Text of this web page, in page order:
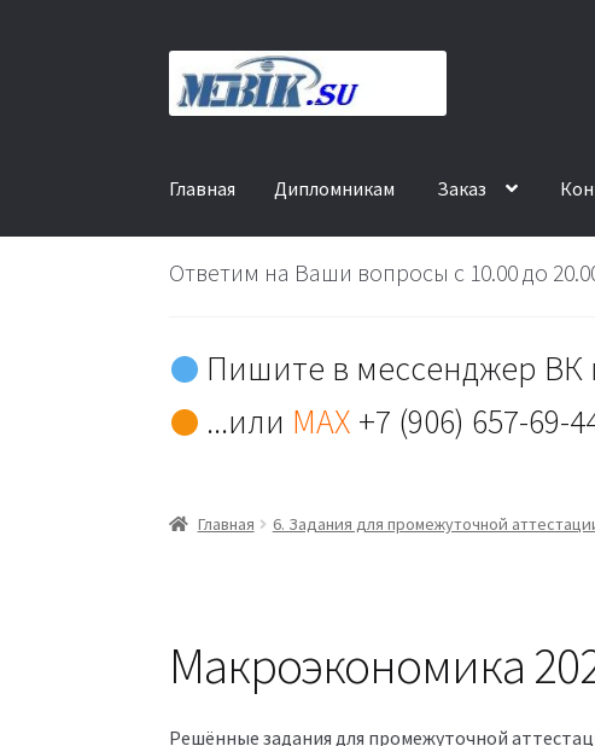
Перейти
навигации
Перейти
содержимому
Главная Дипломникам Заказ
Ответим на Ваши вопросы с 10.00 до
Пишите в мессенджер ВК
...или MAX +7 (906) 657-69-
Главная 6. Задания для промежуточной
Макроэкономика
Решённые задания для промежуточной